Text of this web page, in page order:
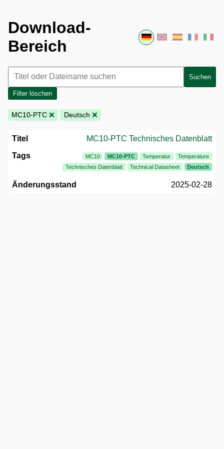
Download-
Bereich
Suchen
Filter löschen
MC10-PTC❌ Deutsch ❌
MC10-PTC Technisches Datenblatt
MC10 MC10-PTC Temperatur
Temperature
Technisches Datenblatt
Technical Datasheet Deutsch
2025-02-28